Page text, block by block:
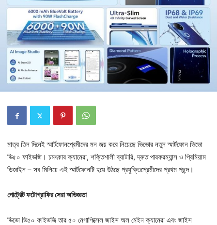
মাত্র তিন দিনেই স্মার্টফোনপ্রেমীদের মন জয় করে নিয়েছে ভিভোর নতুন স্মার্টফোন ভিভো
ভি৫০ ফাইভজি। চমৎকার ক্যামেরা, শক্তিশালী ব্যাটারি, দ্রুত পারফরম্যান্স ও প্রিমিয়াম
ডিজাইন – সব মিলিয়ে এই স্মার্টফোনটি হয়ে উঠছে প্রযুক্তিপ্রেমীদের প্রথম পছন্দ।
পোর্ট্রেট ফটোগ্রাফির সেরা অভিজ্ঞতা
ভিভো ভি৫০ ফাইভজি তার ৫০ মেগাপিক্সেল জাইস অল মেইন ক্যামেরা এবং জাইস